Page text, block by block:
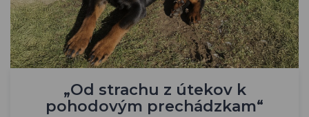
„Od strachu z útekov k
pohodovým prechádzkam“